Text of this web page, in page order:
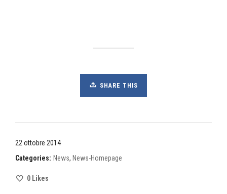
SHARE THIS
22 ottobre 2014
Categories: News, News-Homepage
0 Likes